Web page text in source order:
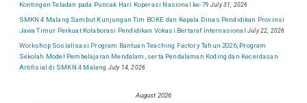
Kontingen Teladan pada Puncak Hari Koperasi Nasional ke-79 July 31, 2026
SMKN 4 Malang Sambut Kunjungan Tim BOKE dan Kepala Dinas Pendidikan Provinsi
Jawa Timur Perkuat Kolaborasi Pendidikan Vokasi Bertaraf Internasional July 22, 2026
Workshop Sosialisasi Program Bantuan Teaching Factory Tahun 2026, Program
Sekolah Model Pembelajaran Mendalam, serta Pendalaman Koding dan Kecerdasan
Artifisial di SMKN 4 Malang July 14, 2026
August 2026